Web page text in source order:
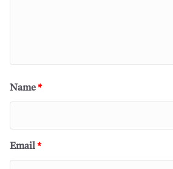
Name*
Email*